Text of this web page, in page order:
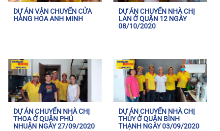
DỰ ÁN VẬN CHUYỂN CỬA
HÀNG HOA ANH MINH
DỰ ÁN CHUYỂN NHÀ CHỊ
LAN Ở QUẬN 12 NGÀY
08/10/2020
DỰ ÁN CHUYỂN NHÀ CHỊ
THOA Ở QUẬN PHÚ
NHUẬN NGÀY 27/09/2020
DỰ ÁN CHUYỂN NHÀ CHỊ
THỦY Ở QUẬN BÌNH
THẠNH NGÀY 03/09/2020